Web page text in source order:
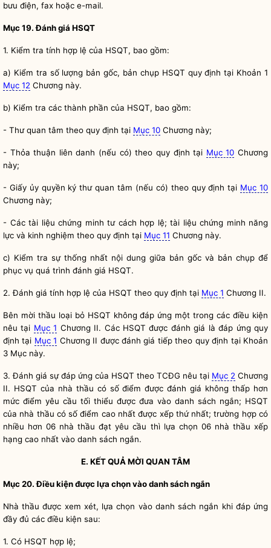
bưu điện, fax hoặc e-mail.
Mục 19. Đánh giá HSQT
1. Kiểm tra tính hợp lệ của HSQT, bao gồm:
a) Kiểm tra số lượng bản gốc, bản chụp HSQT quy định tại Khoản 1
Mục 12 Chương này.
b) Kiểm tra các thành phần của HSQT, bao gồm:
- Thư quan tâm theo quy định tại Mục 10 Chương này;
- Thỏa thuận liên danh (nếu có) theo quy định tại Mục 10 Chương
này;
- Giấy ủy quyền ký thư quan tâm (nếu có) theo quy định tại Mục 10
Chương này;
- Các tài liệu chứng minh tư cách hợp lệ; tài liệu chứng minh năng
lực và kinh nghiệm theo quy định tại Mục 11 Chương này.
c) Kiểm tra sự thống nhất nội dung giữa bản gốc và bản chụp để
phục vụ quá trình đánh giá HSQT.
2. Đánh giá tính hợp lệ của HSQT theo quy định tại Mục 1 Chương II.
Bên mời thầu loại bỏ HSQT không đáp ứng một trong các điều kiện
nêu tại Mục 1 Chương II. Các HSQT được đánh giá là đáp ứng quy
định tại Mục 1 Chương II được đánh giá tiếp theo quy định tại Khoản
3 Mục này.
3. Đánh giá sự đáp ứng của HSQT theo TCĐG nêu tại Mục 2 Chương
II. HSQT của nhà thầu có số điểm được đánh giá không thấp hơn
mức điểm yêu cầu tối thiểu được đưa vào danh sách ngắn; HSQT
của nhà thầu có số điểm cao nhất được xếp thứ nhất; trường hợp có
nhiều hơn 06 nhà thầu đạt yêu cầu thì lựa chọn 06 nhà thầu xếp
hạng cao nhất vào danh sách ngắn.
E. KẾT QUẢ MỜI QUAN TÂM
Mục 20. Điều kiện được lựa chọn vàodanh sách ngắn
Nhà thầu được xem xét, lựa chọn vào danh sách ngắn khi đáp ứng
đầy đủ các điều kiện sau:
1. Có HSQT hợp lệ;